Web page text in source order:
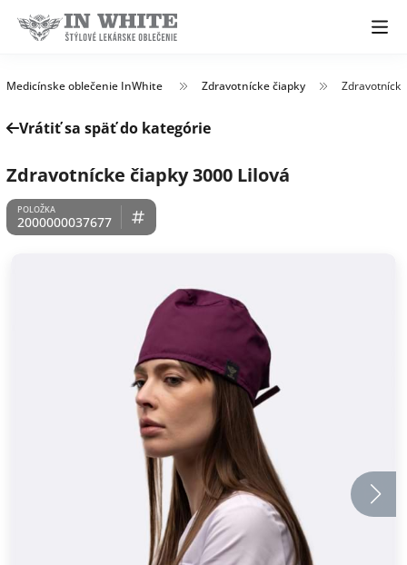
Medicínske oblečenie InWhite Zdravotnícke čiapky
Vrátiť sa späť do kategórie
Zdravotnícke čiapky 3000 Lilová
2000000037677